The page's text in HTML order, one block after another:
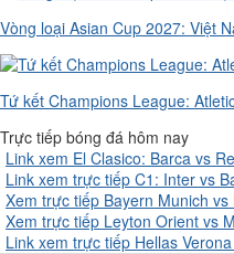
Vòng loại Asian Cup 2027: Việt
Tứ kết Champions League:
Trực tiếp bóng đá hôm nay
Link xem El Clasico: Barca vs
Link xem trực tiếp C1: Inter vs
Xem trực tiếp Bayern Munich
Xem trực tiếp Leyton Orient vs
Link xem trực tiếp Hellas